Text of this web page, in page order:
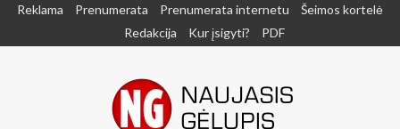
SkipReklama Prenumerata Prenumerata internetu
Šeimos kortelė
Redakcija
Kur įsigyti? PDF